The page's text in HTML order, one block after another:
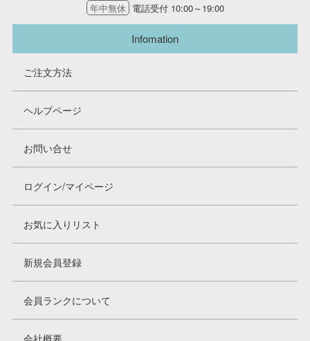
年中無休 電話受付 10:00～19:00
Infomation
ご注文方法
ヘルプページ
お問い合せ
ログイン/マイページ
お気に入りリスト
新規会員登録
会員ランクについて
会社概要